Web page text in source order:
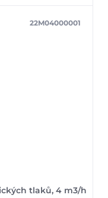
tlaků, 4 m3/h
22M04000001